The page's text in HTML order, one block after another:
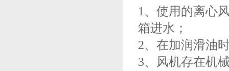
1、使用的离心
箱进水；
2、在加润滑油
3、风机存在机